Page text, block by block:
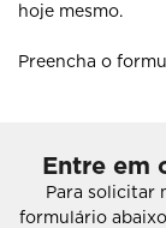
hoje mesmo.
Preencha o
Entre em
Para solicitar
formulário